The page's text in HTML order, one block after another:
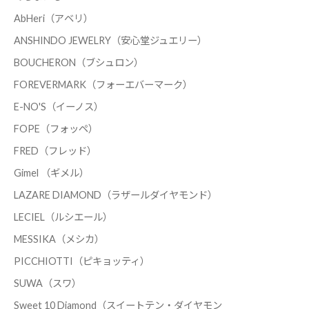
AbHeri（アベリ）
ANSHINDO JEWELRY（安心堂ジュエリー）
BOUCHERON（ブシュロン）
FOREVERMARK（フォーエバーマーク）
E-NO'S（イーノス）
FOPE（フォッペ）
FRED（フレッド）
Gimel （ギメル）
LAZARE DIAMOND（ラザールダイヤモンド）
LECIEL（ルシエール）
MESSIKA（メシカ）
PICCHIOTTI（ピキョッティ）
SUWA（スワ）
Sweet 10 Diamond（スイートテン・ダイヤモン